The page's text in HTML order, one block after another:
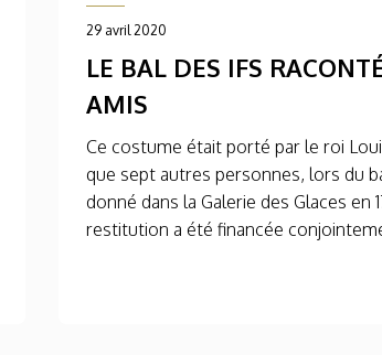
29 avril 2020
LE BAL DES IFS
AMIS
Ce costume était porté par le roi
que sept autres personnes, lors du
donné dans la Galerie des Glaces en
restitution a été financée